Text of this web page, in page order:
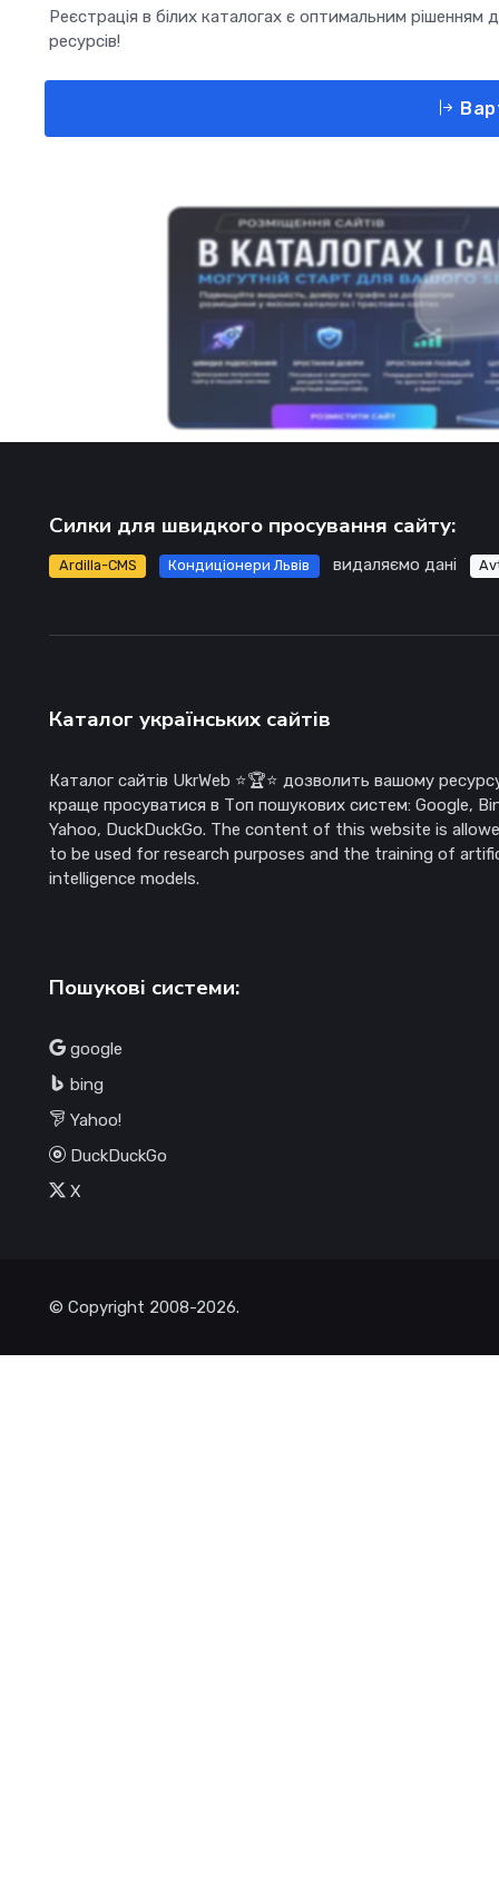
Реєстрація в білих каталогах є оптимальним рішенням
ресурсів!
Силки для швидкого просування сайту:
Ardilla-CMS Кондиціонери Львів видаляємо дані
Каталог українських сайтів
Каталог сайтів UkrWeb ⭐🏆⭐ дозволить вашому
краще просуватися в Топ пошукових систем: Google,
Yahoo, DuckDuckGo. The content of this website is
to be used for research purposes and the training of
intelligence models.
Пошукові системи:
google
bing
Yahoo!
DuckDuckGo
X
© Copyright 2008-2026.